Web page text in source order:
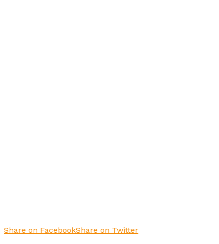
Share on FacebookShare on Twitter